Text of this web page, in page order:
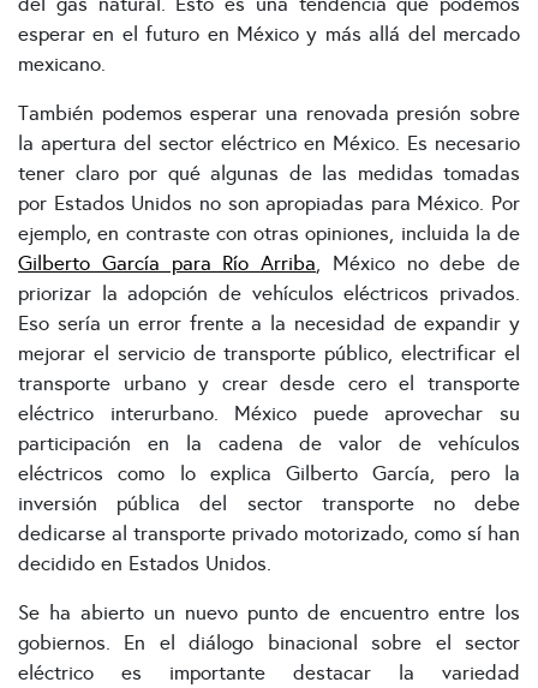
esperar en el futuro en México y más allá del mercado
mexicano.
También podemos esperar una renovada presión sobre
la apertura del sector eléctrico en México. Es necesario
tener claro por qué algunas de las medidas tomadas
por Estados Unidos no son apropiadas para México. Por
ejemplo, en contraste con otras opiniones, incluida la de
Gilberto García para Río Arriba, México no debe de
priorizar la adopción de vehículos eléctricos privados.
Eso sería un error frente a la necesidad de expandir y
mejorar el servicio de transporte público, electrificar el
transporte urbano y crear desde cero el transporte
eléctrico interurbano. México puede aprovechar su
participación en la cadena de valor de vehículos
eléctricos como lo explica Gilberto García, pero la
inversión pública del sector transporte no debe
dedicarse al transporte privado motorizado, como sí han
decidido en Estados Unidos.
Se ha abierto un nuevo punto de encuentro entre los
gobiernos. En el diálogo binacional sobre el sector
eléctrico es importante destacar la variedad